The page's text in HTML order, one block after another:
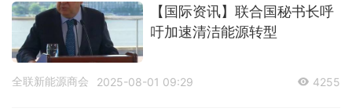
【国际资讯】联合国秘书长呼
吁加速清洁能源转型
全联新能源商会 2025-08-01 09:29 4255